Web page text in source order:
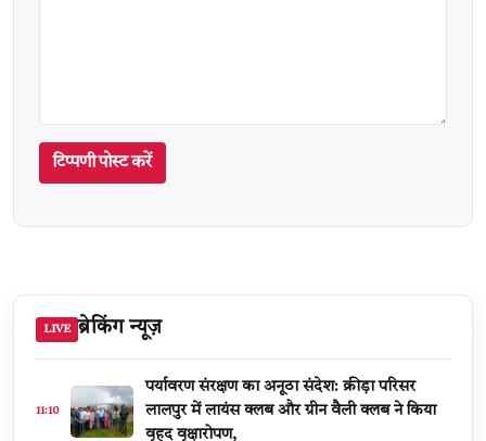
टिप्पणी पोस्ट करें
LIVE ब्रेकिंग न्यूज़
11:10
पर्यावरण संरक्षण का अनूठा संदेश: क्रीड़ा परिसर
लालपुर में लायंस क्लब और ग्रीन वैली क्लब ने किया
वृहद वृक्षारोपण,